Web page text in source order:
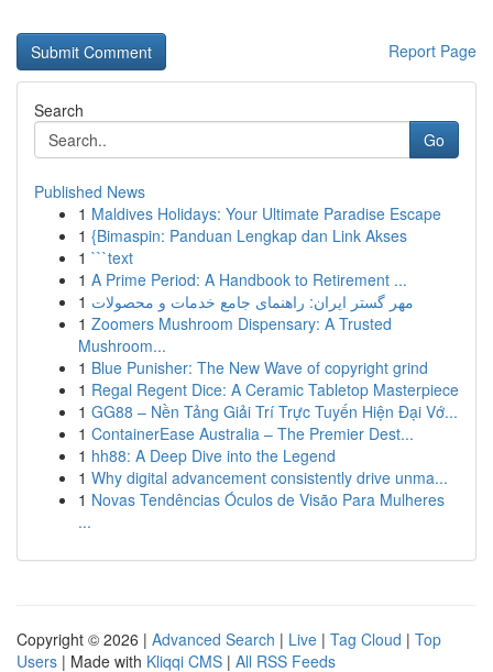
Report Page
Search
Go
Published News
1 Maldives Holidays: Your Ultimate Paradise Escape
1 {Bimaspin: Panduan Lengkap dan Link Akses
1 ```text
1 A Prime Period: A Handbook to Retirement ...
1 مهر گستر ایران: راهنمای جامع خدمات و محصولات
1 Zoomers Mushroom Dispensary: A Trusted
Mushroom...
1 Blue Punisher: The New Wave of copyright grind
1 Regal Regent Dice: A Ceramic Tabletop Masterpiece
1 GG88 – Nền Tảng Giải Trí Trực Tuyến Hiện Đại Vớ...
1 ContainerEase Australia – The Premier Dest...
1 hh88: A Deep Dive into the Legend
1 Why digital advancement consistently drive unma...
1 Novas Tendências Óculos de Visão Para Mulheres
...
Copyright © 2026 | Advanced Search | Live | Tag Cloud | Top
Users | Made with Kliqqi CMS | All RSS Feeds